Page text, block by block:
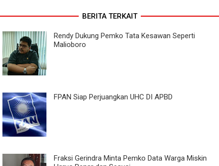
BERITA TERKAIT
Rendy Dukung Pemko Tata Kesawan Seperti
Malioboro
FPAN Siap Perjuangkan UHC DI APBD
Fraksi Gerindra Minta Pemko Data Warga Miskin